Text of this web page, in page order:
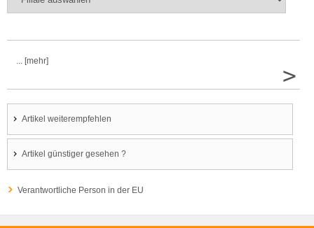
... [mehr]
>
Artikel weiterempfehlen
Artikel günstiger gesehen ?
Verantwortliche Person in der EU